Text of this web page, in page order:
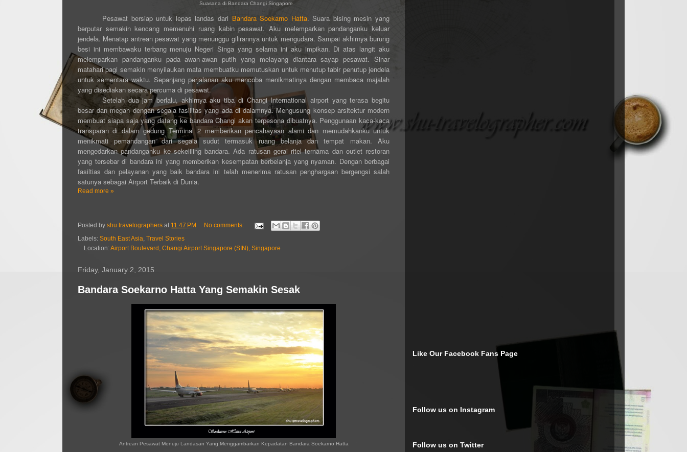
Suasana di Bandara Changi Singapore
Pesawat bersiap untuk lepas landas dari Bandara Soekarno Hatta. Suara bising mesin yang
berputar semakin kencang memenuhi ruang kabin pesawat. Aku melemparkan pandanganku keluar
jendela. Menatap antrean pesawat yang menunggu gilirannya untuk mengudara. Sampai akhirnya burung
besi ini membawaku terbang menuju Negeri Singa yang selama ini aku impikan. Di atas langit aku
melemparkan pandanganku pada awan-awan putih yang melayang diantara sayap pesawat. Sinar
matahari pagi semakin menyilaukan mata membuatku memutuskan untuk menutup tabir penutup jendela
untuk sementara waktu. Sepanjang perjalanan aku mencoba menikmatinya dengan membaca majalah
yang disediakan secara percuma di pesawat.
Setelah dua jam berlalu, akhirnya aku tiba di Changi International airport yang terasa begitu
besar dan megah dengan segala fasilitas yang ada di dalamnya. Mengusung konsep arsitektur modern
membuat siapa saja yang datang ke bandara Changi akan terpesona dibuatnya. Penggunaan kaca-kaca
transparan di dalam gedung Terminal 2 memberikan pencahayaan alami dan memudahkanku untuk
menikmati pemandangan dari segala sudut termasuk ruang belanja dan tempat makan. Aku
mengedarkan pandanganku ke sekeliling bandara. Ada ratusan gerai ritel ternama dan outlet restoran
yang tersebar di bandara ini yang memberikan kesempatan berbelanja yang nyaman. Dengan berbagai
fasiltias dan pelayanan yang baik bandara ini telah menerima ratusan penghargaan bergengsi salah
satunya sebagai Airport Terbaik di Dunia.
Read more »
Posted by shu travelographers at 11:47 PM
No comments:
Labels: South East Asia, Travel Stories
Location:Airport Boulevard, Changi Airport Singapore (SIN), Singapore
Friday, January 2, 2015
Bandara Soekarno Hatta Yang Semakin Sesak
Antrean Pesawat Menuju Landasan Yang Menggambarkan Kepadatan Bandara Soekarno Hatta
Like Our Facebook Fans Page
Follow us on Instagram
Follow us on Twitter